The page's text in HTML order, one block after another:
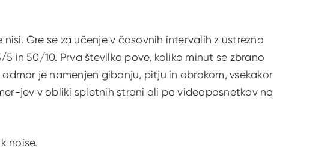
Gre se za učenje v časovnih intervalih z ustrezno
in 50/10. Prva številka pove, koliko minut se zbrano
je namenjen gibanju, pitju in obrokom, vsekakor
jev v obliki spletnih strani ali pa videoposnetkov na
noise.